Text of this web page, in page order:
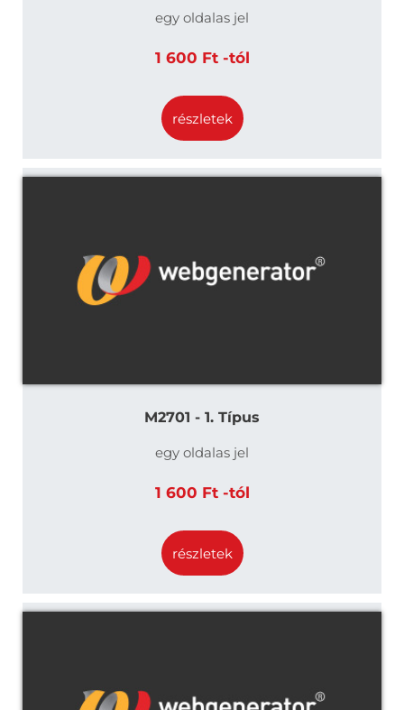
egy oldalas jel
1 600 Ft -tól
részletek
M2701 - 1. Típus
egy oldalas jel
1 600 Ft -tól
részletek